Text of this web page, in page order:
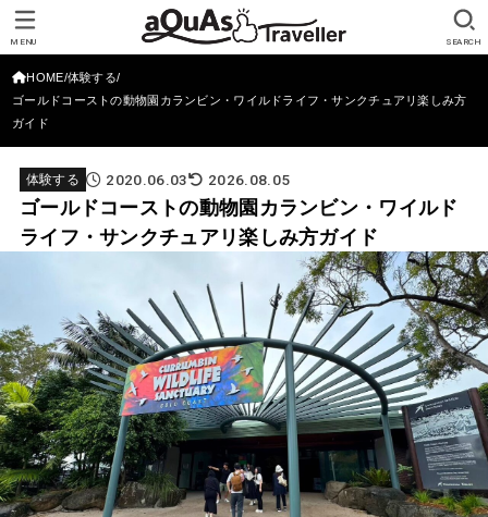
SEARCH
MENU
HOME 体験する
ゴールドコーストの動物園カランビン・ワイルドライフ・サンクチュアリ楽しみ方
ガイド
体験する 2020.06.03 2026.08.05
ゴールドコーストの動物園カランビン・ワイルド
ライフ・サンクチュアリ楽しみ方ガイド